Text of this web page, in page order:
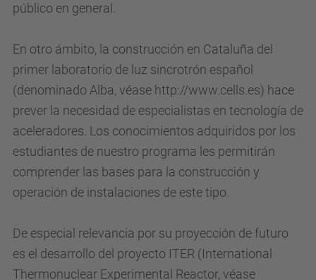
público en general.
En otro ámbito, la construcción en Cataluña del
primer laboratorio de luz sincrotrón español
(denominado Alba, véase http://www.cells.es) hace
prever la necesidad de especialistas en tecnología de
aceleradores. Los conocimientos adquiridos por los
estudiantes de nuestro programa les permitirán
comprender las bases para la construcción y
operación de instalaciones de este tipo.
De especial relevancia por su proyección de futuro
es el desarrollo del proyecto ITER (International
Thermonuclear Experimental Reactor, véase